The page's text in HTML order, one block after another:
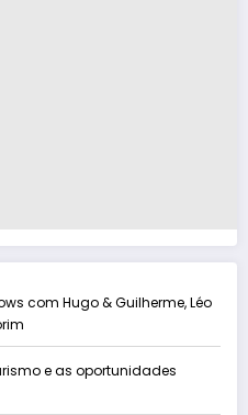
com Hugo & Guilherme, Léo
e as oportunidades